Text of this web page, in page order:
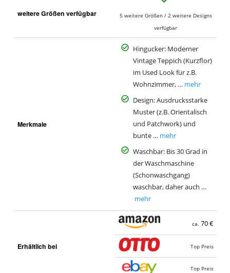
weitere Größen verfügbar
5 weitere Größen / 2 weitere Designs
verfügbar
Merkmale
Hingucker: Moderner
Vintage Teppich (Kurzflor)
im Used Look für z.B.
Wohnzimmer, … mehr
Design: Ausdrucksstarke
Muster (z.B. Orientalisch
und Patchwork) und
bunte … mehr
Waschbar: Bis 30 Grad in
der Waschmaschine
(Schonwaschgang)
waschbar, daher auch …
mehr
Erhältlich bei
ca. 70 €
Top Preis
Top Preis